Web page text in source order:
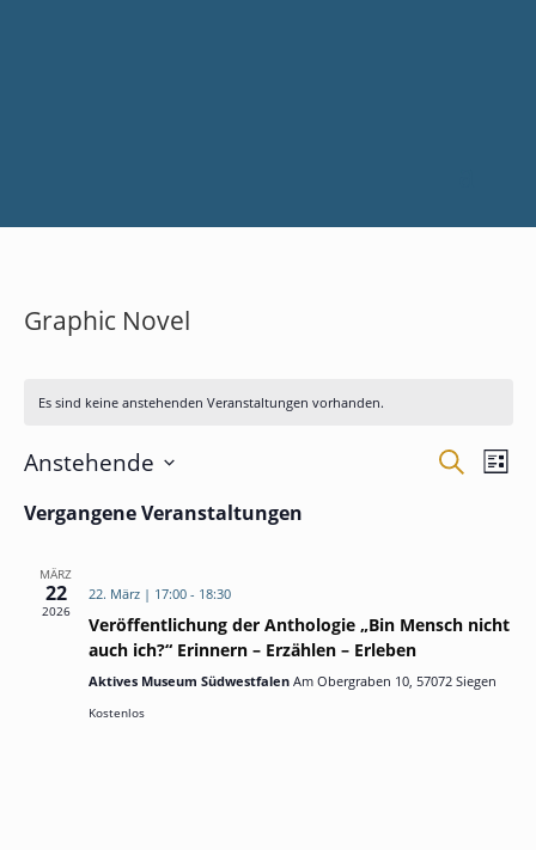
Graphic Novel
Es sind keine anstehenden Veranstaltungen vorhanden.
Suche
Liste
Anstehende
wählen.
Vergangene Veranstaltungen
MÄRZ
22
2026
22. März | 17:00- 18:30
Veröffentlichung der Anthologie „Bin Mensch nicht
auch ich?“ Erinnern – Erzählen – Erleben
Aktives Museum Südwestfalen Am Obergraben 10, 57072 Siegen
Kostenlos